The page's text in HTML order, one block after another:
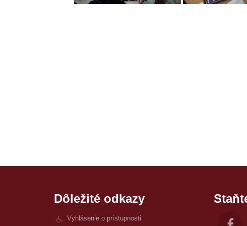
Dôležité odkazy
Vyhlásenie o prístupnosti